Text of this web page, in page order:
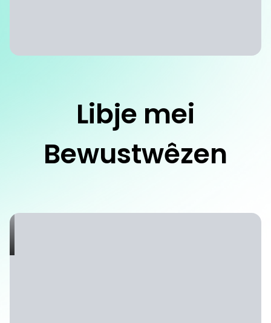
Libje mei
Bewustwêzen